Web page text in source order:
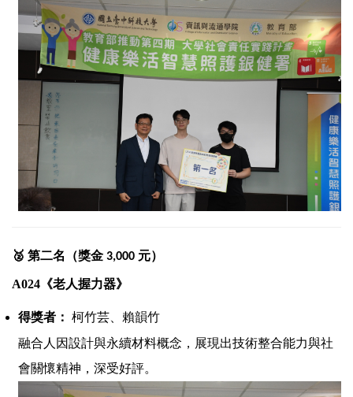
🥈 第二名（獎金 3,000 元）
A024 《老人握力器》
得獎者： 柯竹芸、賴韻竹
融合人因設計與永續材料概念，展現出技術整合能力與社
會關懷精神，深受好評。